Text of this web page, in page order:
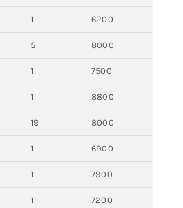
1 6200
5 8000
1 7500
1 8800
19 8000
1 6900
1 7900
1 7200